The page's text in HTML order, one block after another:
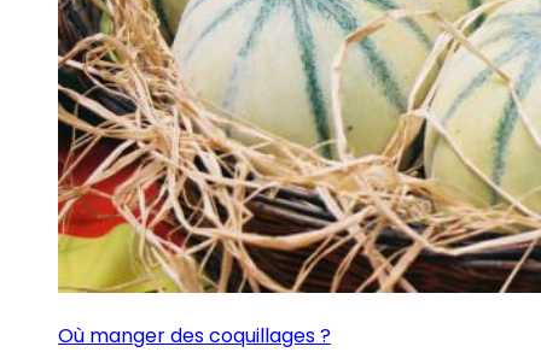
Où manger des coquillages ?